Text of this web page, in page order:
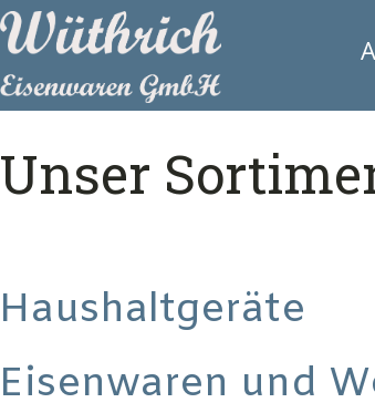
Unser
Haushaltgeräte
Eisenwaren und